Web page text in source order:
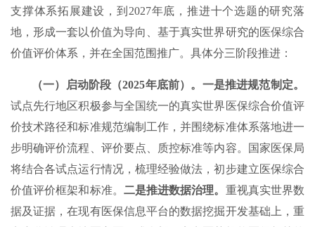
支撑体系拓展建设，到2027年底，推进十个选题的研究落
地，形成一套以价值为导向、基于真实世界研究的医保综合
价值评价体系，并在全国范围推广。具体分三阶段推进：
（一）启动阶段（2025年底前）。一是推进规范制定。
试点先行地区积极参与全国统一的真实世界医保综合价值评
价技术路径和标准规范编制工作，并围绕标准体系落地进一
步明确评价流程、评价要点、质控标准等内容。国家医保局
将结合各试点运行情况，梳理经验做法，初步建立医保综合
价值评价框架和标准。 二是推进数据治理。 重视真实世界数
据及证据，在现有医保信息平台的数据挖掘开发基础上，重